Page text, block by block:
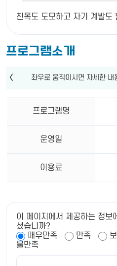
친목도 도모하고 자기 계발도
프로그램소개
프로그램명
운영일
이용료
이 페이지에서 제공하는 정보
셨습니까?
매우만족
만족
불만족